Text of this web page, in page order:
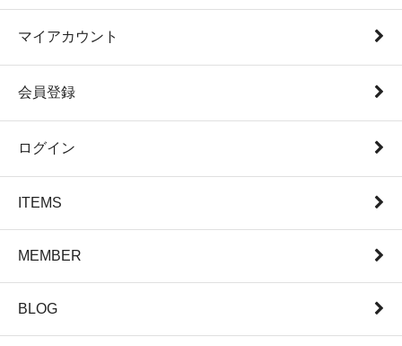
マイアカウント
会員登録
ログイン
ITEMS
MEMBER
BLOG